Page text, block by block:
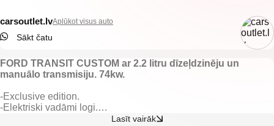
carsoutlet.lvAplūkot visus auto
Sākt čatu
FORD TRANSIT CUSTOM ar 2.2 litru dīzeļdzinēju un
manuālo transmisiju. 74kw.
-Exclusive edition.
-Elektriski vadāmi logi.
Lasīt vairāk